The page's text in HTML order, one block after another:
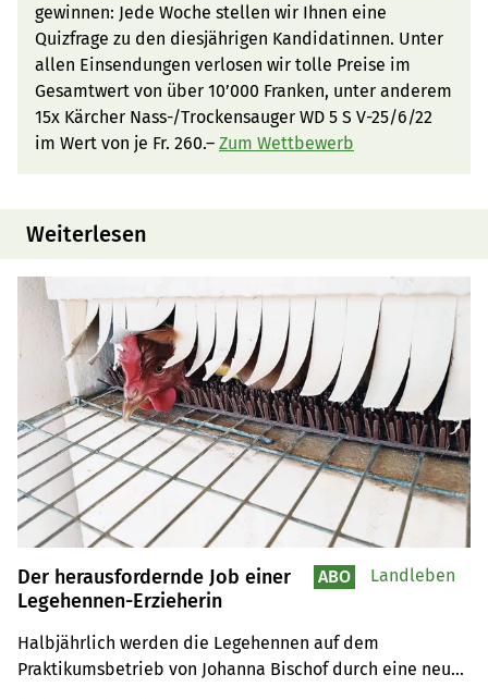
gewinnen: Jede Woche stellen wir Ihnen eine
Quizfrage zu den diesjährigen Kandidatinnen. Unter
allen Einsendungen verlosen wir tolle Preise im
Gesamtwert von über 10’000 Franken, unter anderem
15x Kärcher Nass-/Trockensauger WD 5 S V-25/6/22
im Wert von je Fr. 260.– Zum Wettbewerb
Weiterlesen
Der herausfordernde Job einer
Legehennen-Erzieherin
Halbjährlich werden die Legehennen auf dem
Praktikumsbetrieb von Johanna Bischof durch eine neue
ABO Landleben